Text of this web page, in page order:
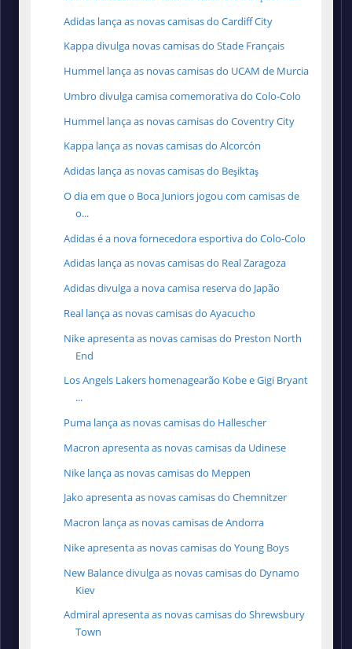
Adidas lança as novas camisas do Cardiff City
Kappa divulga novas camisas do Stade Français
Hummel lança as novas camisas do UCAM de Murcia
Umbro divulga camisa comemorativa do Colo-Colo
Hummel lança as novas camisas do Coventry City
Kappa lança as novas camisas do Alcorcón
Adidas lança as novas camisas do Beşiktaş
O dia em que o Boca Juniors jogou com camisas de
o...
Adidas é a nova fornecedora esportiva do Colo-Colo
Adidas lança as novas camisas do Real Zaragoza
Adidas divulga a nova camisa reserva do Japão
Real lança as novas camisas do Ayacucho
Nike apresenta as novas camisas do Preston North
End
Los Angels Lakers homenagearão Kobe e Gigi Bryant
...
Puma lança as novas camisas do Hallescher
Macron apresenta as novas camisas da Udinese
Nike lança as novas camisas do Meppen
Jako apresenta as novas camisas do Chemnitzer
Macron lança as novas camisas de Andorra
Nike apresenta as novas camisas do Young Boys
New Balance divulga as novas camisas do Dynamo
Kiev
Admiral apresenta as novas camisas do Shrewsbury
Town